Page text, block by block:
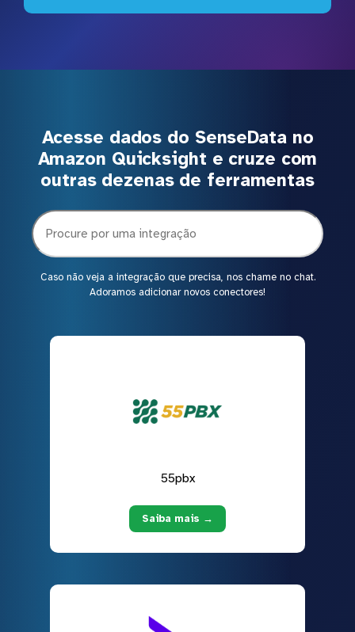
Acesse dados do SenseData no
Amazon Quicksight e cruze com
outras dezenas de ferramentas
Caso não veja a integração que precisa, nos chame no chat.
Adoramos adicionar novos conectores!
55pbx
Saiba mais →